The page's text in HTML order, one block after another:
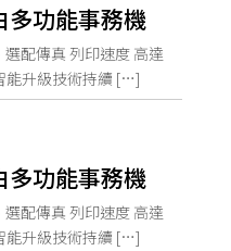
多功能事務機
配傳真 列印速度 高達
能升級技術持續 […]
多功能事務機
配傳真 列印速度 高達
能升級技術持續 […]